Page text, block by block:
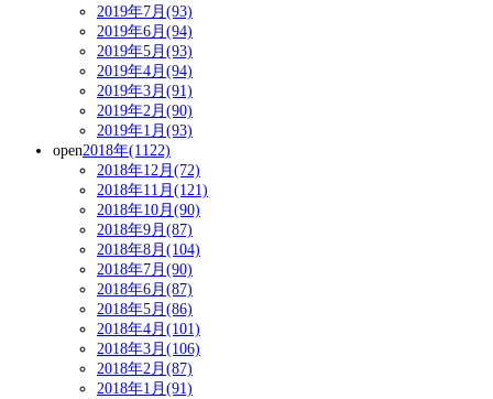
2019年7月(93)
2019年6月(94)
2019年5月(93)
2019年4月(94)
2019年3月(91)
2019年2月(90)
2019年1月(93)
open2018年(1122)
2018年12月(72)
2018年11月(121)
2018年10月(90)
2018年9月(87)
2018年8月(104)
2018年7月(90)
2018年6月(87)
2018年5月(86)
2018年4月(101)
2018年3月(106)
2018年2月(87)
2018年1月(91)